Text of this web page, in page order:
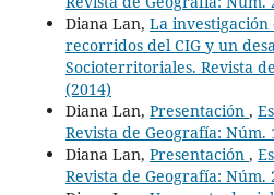
Diana Lan, La investigación
recorridos del CIG y un
Socioterritoriales. Revista
(2014)
Diana Lan, Presentación ,
Revista de Geografía: Núm.
Diana Lan, Presentación ,
Revista de Geografía: Núm.